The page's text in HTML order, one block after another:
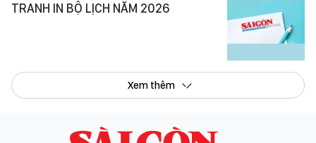
TRANH IN BỘ LỊCH NĂM 2026
Xem thêm